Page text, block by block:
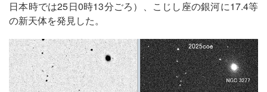
日本時では25日0時13分ごろ）、こじし座の銀河に17.4等
の新天体を発見した。